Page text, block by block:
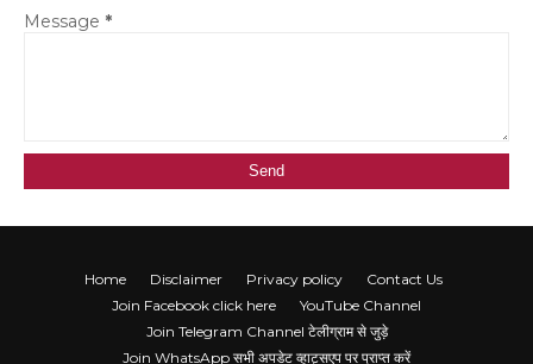
Message *
Home Disclaimer Privacy policy
Contact Us
Join Facebook click here
YouTube Channel
Join Telegram Channel टेलीग्राम से जुड़े
Join WhatsApp सभी अपडेट व्हाट्सएप पर प्राप्त करें